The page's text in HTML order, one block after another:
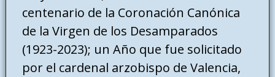
centenario de la Coronación Canónica
de la Virgen de los Desamparados
(1923-2023); un Año que fue solicitado
por el cardenal arzobispo de Valencia,